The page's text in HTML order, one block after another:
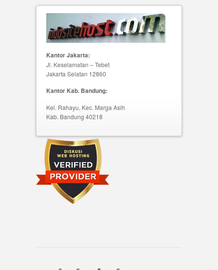
Kantor Jakarta:
Jl. Keselamatan – Tebet
Jakarta Selatan 12860
Kantor Kab. Bandung:
Kel. Rahayu, Kec. Marga Asih
Kab. Bandung 40218